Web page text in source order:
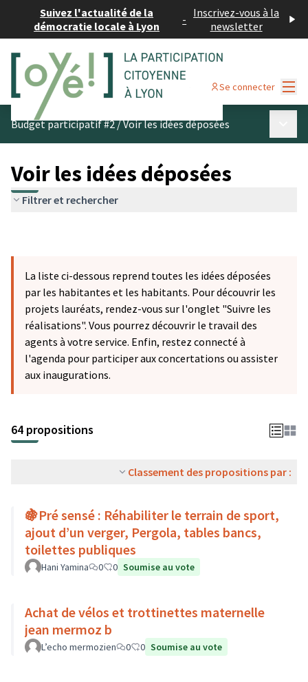
Suivez l'actualité de la
démocratie locale à Lyon
- Inscrivez-vous à la
newsletter
Se connecter
Budget participatif #2/Voir les idées déposées
Voir les idées déposées
Filtrer et rechercher
La liste ci-dessous reprend toutes les idées déposées
par les habitantes et les habitants. Pour découvrir les
projets lauréats, rendez-vous sur l'onglet "Suivre les
réalisations". Vous pourrez découvrir le travail des
agents à votre service. Enfin, restez connecté à
l'agenda pour participer aux concertations ou assister
aux inaugurations.
64 propositions
Classement des propositions par :
🍇Pré sensé : Réhabiliter le terrain de sport,
ajout d’un verger, Pergola, tables bancs,
toilettes publiques
Hani Yamina 0 0 Soumise au vote
Achat de vélos et trottinettes maternelle
jean mermoz b
L’echo mermozien 0 0 Soumise au vote